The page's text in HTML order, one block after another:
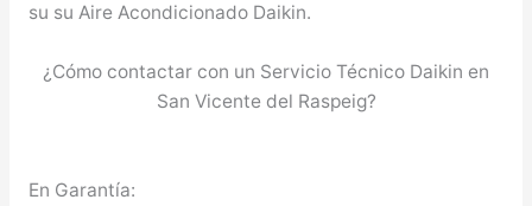
su su Aire Acondicionado Daikin.
¿Cómo contactar con un Servicio Técnico Daikin en
San Vicente del Raspeig?
En Garantía: